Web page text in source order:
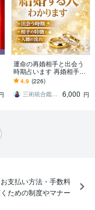
運命の再婚相手と出会う
時期占います 再婚相手の
特徴・出会う時期・結婚
の未来まで鑑定
4.9 (226)
三術統合鑑定師 優未華
6,000 円
支払い方法・手数料
ための制度やマナー